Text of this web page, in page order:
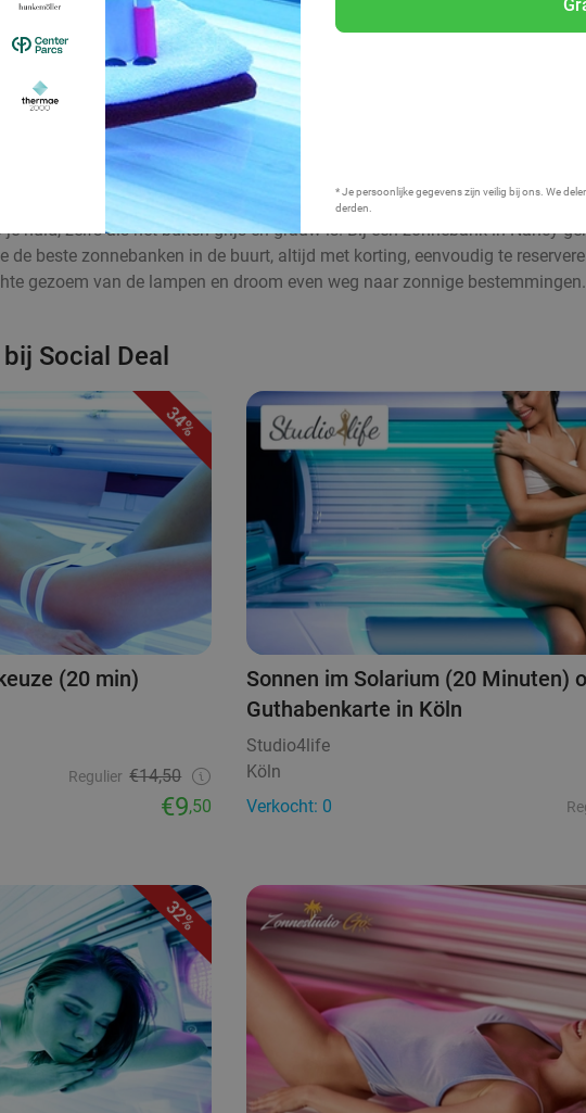
* Je persoonlijke gegevens zijn veilig bij ons. We
derden.
huid, zelfs als het buiten grijs en grauw is. Bij een zonnebank in Nancy
de beste zonnebanken in de buurt, altijd met korting, eenvoudig te
gezoem van de lampen en droom even weg naar zonnige
Social Deal
34%
(20 min)
Regulier €14,50
€9,50
Sonnen im Solarium (20 Minuten)
Guthabenkarte in Köln
Studio4life
Köln
Verkocht: 0
32%